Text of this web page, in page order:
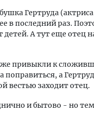
Гертруда
в последний раз.
А тут еще отец
привыкли к
а
вестью заходит отец.
и бытово - но